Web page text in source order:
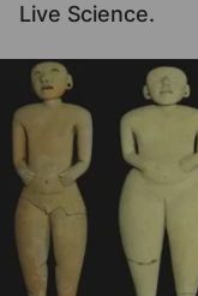
Live Science.